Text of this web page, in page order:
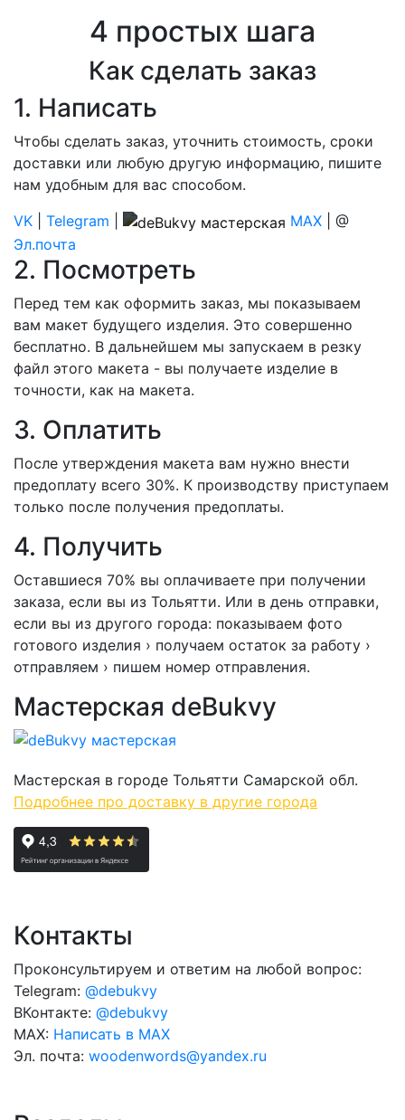
4 простых шага
Как сделать заказ
1. Написать
Чтобы сделать заказ, уточнить стоимость, сроки
доставки или любую другую информацию, пишите
нам удобным для вас способом.
VK
Telegram MAX | @
Эл.почта
2. Посмотреть
Перед тем как оформить заказ, мы показываем
вам макет будущего изделия. Это совершенно
бесплатно. В дальнейшем мы запускаем в резку
файл этого макета - вы получаете изделие в
точности, как на макета.
3. Оплатить
После утверждения макета вам нужно внести
предоплату всего 30%. К производству приступаем
только после получения предоплаты.
4. Получить
Оставшиеся 70% вы оплачиваете при получении
заказа, если вы из Тольятти. Или в день отправки,
если вы из другого города: показываем фото
готового изделия › получаем остаток за работу ›
отправляем › пишем номер отправления.
Мастерская deBukvy
Мастерская в городе Тольятти Самарской обл.
Подробнее про доставку в другие города
Контакты
Проконсультируем и ответим на любой вопрос:
Telegram: @debukvy
ВКонтакте: @debukvy
MAX: Написать в MAX
Эл. почта: woodenwords@yandex.ru